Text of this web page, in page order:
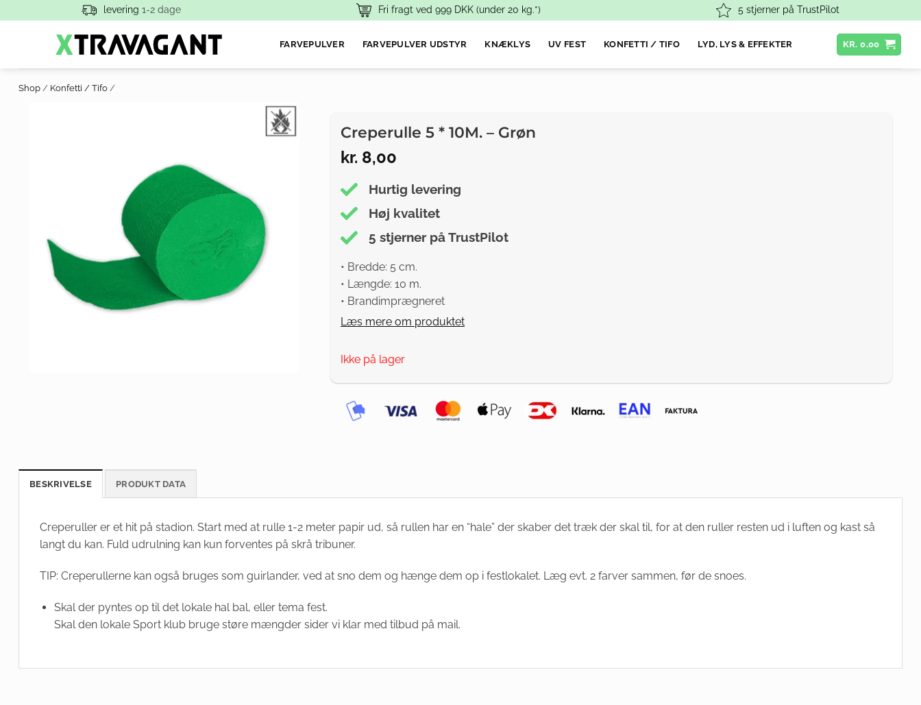
levering 1-2 dage Fri fragt ved 999 DKK (under 20 kg.*) 5 stjerner på TrustPilot
FARVEPULVER FARVEPULVER UDSTYR KNÆKLYS UV FEST KONFETTI / TIFO LYD, LYS & EFFEKTER KR. 0,00
Shop / Konfetti / Tifo /
Creperulle 5 * 10M. – Grøn
kr. 8,00
Hurtig levering
Høj kvalitet
5 stjerner på TrustPilot
• Bredde: 5 cm.
• Længde: 10 m.
• Brandimprægneret
Læs mere om produktet
Ikke på lager
BESKRIVELSE PRODUKT DATA
Creperuller er et hit på stadion. Start med at rulle 1-2 meter papir ud, så rullen har en “hale” der skaber det træk der skal til, for at den ruller resten ud i luften og kast så
langt du kan. Fuld udrulning kan kun forventes på skrå tribuner.
TIP: Creperullerne kan også bruges som guirlander, ved at sno dem og hænge dem op i festlokalet. Læg evt. 2 farver sammen, før de snoes.
Skal der pyntes op til det lokale hal bal, eller tema fest.
Skal den lokale Sport klub bruge støre mængder sider vi klar med tilbud på mail.